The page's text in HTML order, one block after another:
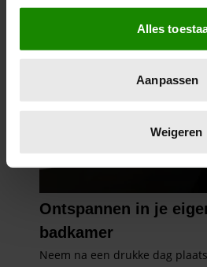
Als u het toestaat, willen we ook
Informatie verzamelen
locatie, die tot een paar
scannen op specifieke
verwerkt en stel uw voorkeuren in
intrekken in de Cookieverklaring.
We gebruiken cookies om
en om ons websiteverkeer te
informatie over uw gebruik van
Alles
Aanpassen
Weigeren